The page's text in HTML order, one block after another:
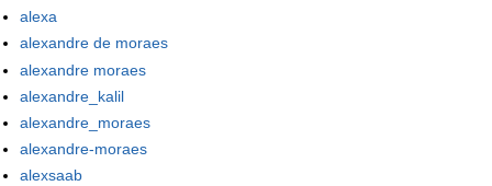
alexa
alexandre de moraes
alexandre moraes
alexandre_kalil
alexandre_moraes
alexandre-moraes
alexsaab